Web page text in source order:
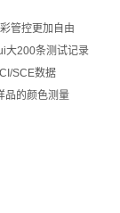
管控更加自由
大200条测试记录
SCE数据
品的颜色测量